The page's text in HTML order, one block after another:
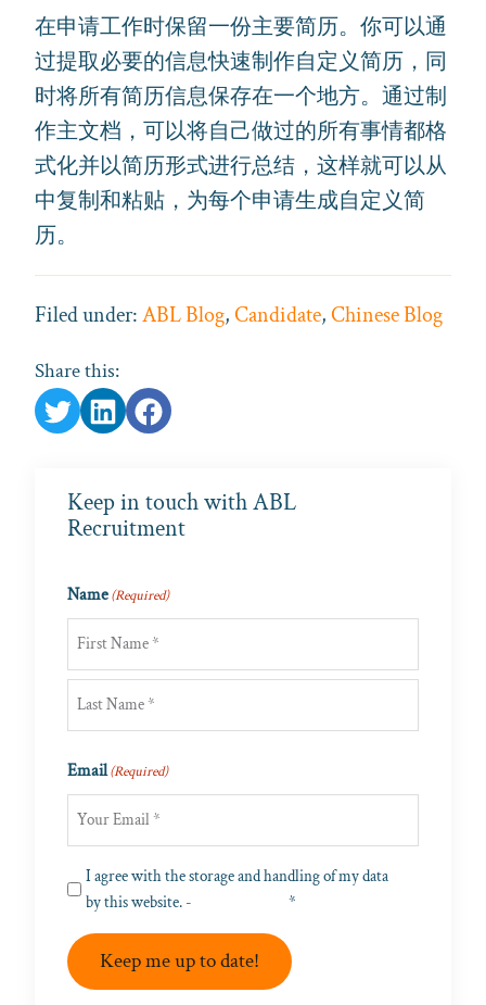
在申请工作时保留一份主要简历。你可以通
过提取必要的信息快速制作自定义简历，同
时将所有简历信息保存在一个地方。通过制
作主文档，可以将自己做过的所有事情都格
式化并以简历形式进行总结，这样就可以从
中复制和粘贴，为每个申请生成自定义简
历。
Filed under:ABL Blog,Candidate,Chinese Blog
Share this:
Keep in touch with ABL
Recruitment
Name(Required)
First
Email(Required)
Privacy(Required)
I agree with the storage and handling of my data
by this website. -
*
Keep me up to date!